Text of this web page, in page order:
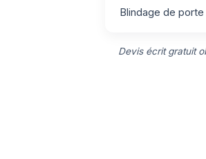
Blindage de
Devis écrit gratuit